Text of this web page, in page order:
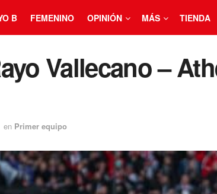
B FEMENINO OPINIÓN MÁS TIENDA
Vallecano –
en Primer equipo